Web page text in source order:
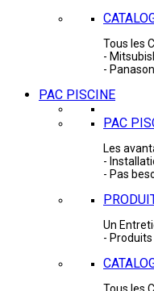
Tous les
-
-
PAC PISCINE
PAC
Les
-
- Pas
Un
-